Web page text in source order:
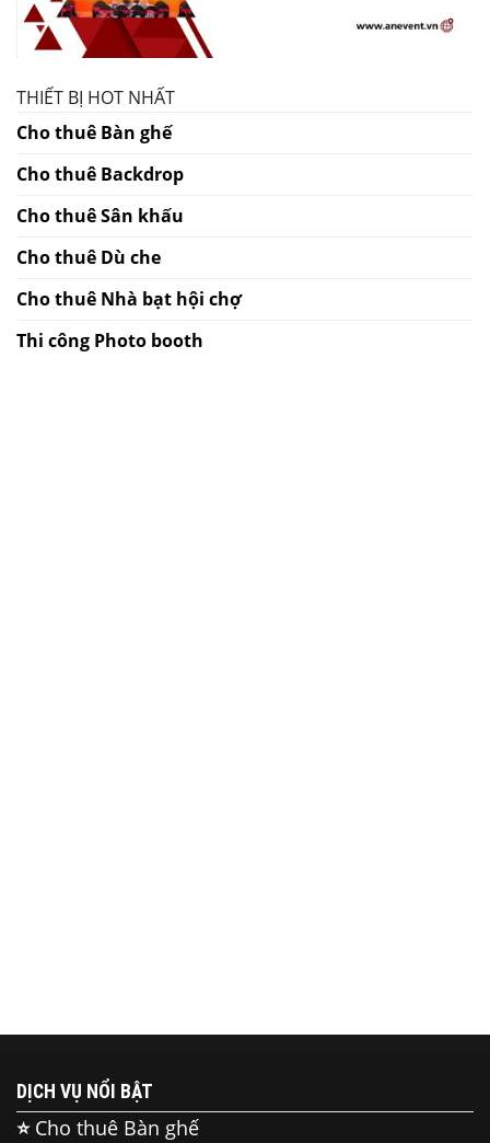
THIẾT BỊ HOT NHẤT
Cho thuê Bàn ghế
Cho thuê Backdrop
Cho thuê Sân khấu
Cho thuê Dù che
Cho thuê Nhà bạt hội chợ
Thi công Photo booth
DỊCH VỤ NỔI BẬT
⭐ Cho thuê Bàn ghế